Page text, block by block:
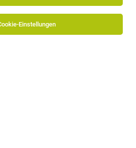
Einstellungen